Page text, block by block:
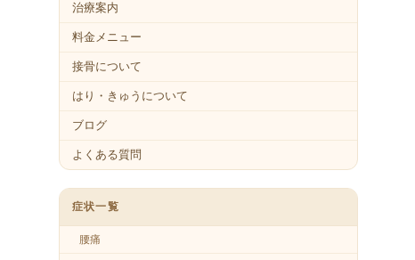
治療案内
料金メニュー
接骨について
はり・きゅうについて
ブログ
よくある質問
症状一覧
腰痛